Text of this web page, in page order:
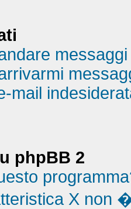
mail
phpBB 2
X non